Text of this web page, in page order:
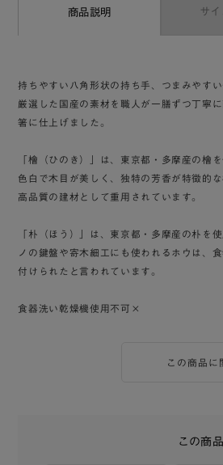
商品説明 サ
持ちやすい八角形状の持ち手、つまみやすい
厳選した国産の素材を職人が一膳ずつ丁寧
箸に仕上げました。
「檜（ひのき）」は、東京都・多摩産の檜
色白で木目が美しく、独特の芳香が特徴的
高品質の建材として重用されています。
「朴（ほう）」は、東京都・多摩産の朴を
ノの鍵盤や寄木細工にも使われるホウは、
付けられたと言われています。
食器洗い乾燥機使用不可×
この商品に
この商